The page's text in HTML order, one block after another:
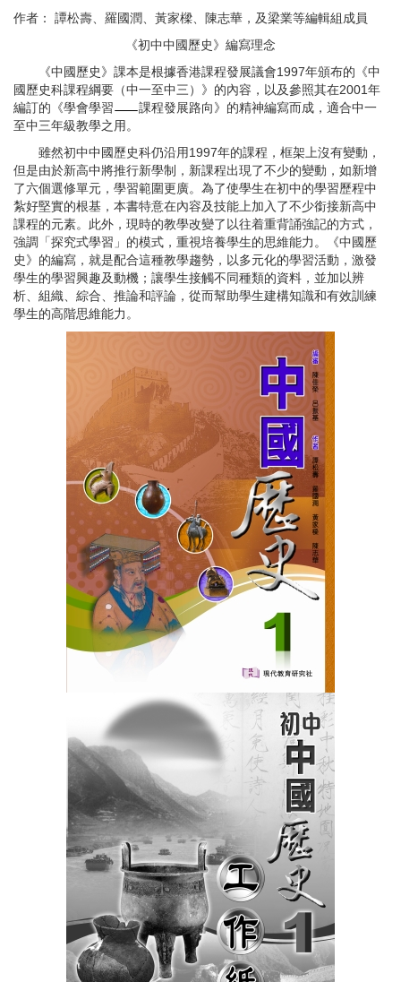
作者： 譚松壽、羅國潤、黃家樑、陳志華，及梁業等編輯組成員
《初中中國歷史》編寫理念
《中國歷史》課本是根據香港課程發展議會1997年頒布的《中
國歷史科課程綱要（中一至中三）》的內容，以及參照其在2001年
編訂的《學會學習
課程發展路向》的精神編寫而成，適合中一
至中三年級教學之用。
雖然初中中國歷史科仍沿用1997年的課程，框架上沒有變動，
但是由於新高中將推行新學制，新課程出現了不少的變動，如新增
了六個選修單元，學習範圍更廣。為了使學生在初中的學習歷程中
紮好堅實的根基，本書特意在內容及技能上加入了不少銜接新高中
課程的元素。此外，現時的教學改變了以往着重背誦強記的方式，
強調「探究式學習」的模式，重視培養學生的思維能力。《中國歷
史》的編寫，就是配合這種教學趨勢，以多元化的學習活動，激發
學生的學習興趣及動機；讓學生接觸不同種類的資料，並加以辨
析、組織、綜合、推論和評論，從而幫助學生建構知識和有效訓練
學生的高階思維能力。